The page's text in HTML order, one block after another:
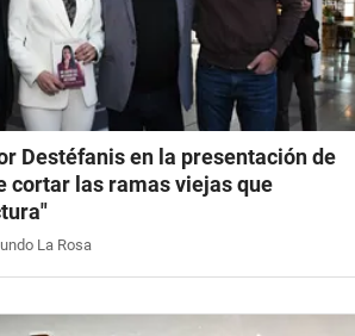
Destéfanis en la presentación de
cortar las ramas viejas que
La Rosa